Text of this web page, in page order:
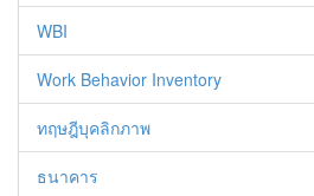
WBI
Work Behavior Inventory
ทฤษฎีบุคลิกภาพ
ธนาคาร